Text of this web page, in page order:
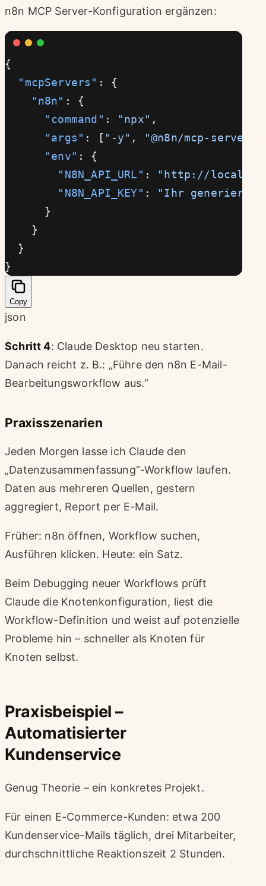
n8n MCP Server-Konfiguration ergänzen:
{
  "mcpServers"
: {
    "n8n"
: {
      "command"
: "npx" ,
      "args"
: [ "-y" ,
"@n8n/mcp-server-
      "env"
: {
        "N8N_API_URL"
:
"http://
        "N8N_API_KEY"
:
"Ihr generierter
      }
    }
  }
}
Copy
json
Schritt 4: Claude Desktop neu starten.
Danach reicht z. B.: „Führe den n8n E-Mail-
Bearbeitungsworkflow aus.“
Praxisszenarien
Jeden Morgen lasse ich Claude den
„Datenzusammenfassung“-Workflow laufen.
Daten aus mehreren Quellen, gestern
aggregiert, Report per E-Mail.
Früher: n8n öffnen, Workflow suchen,
Ausführen klicken. Heute: ein Satz.
Beim Debugging neuer Workflows prüft
Claude die Knotenkonfiguration, liest die
Workflow-Definition und weist auf potenzielle
Probleme hin – schneller als Knoten für
Knoten selbst.
Praxisbeispiel –
Automatisierter
Kundenservice
Genug Theorie – ein konkretes Projekt.
Für einen E-Commerce-Kunden: etwa 200
Kundenservice-Mails täglich, drei Mitarbeiter,
durchschnittliche Reaktionszeit 2 Stunden.